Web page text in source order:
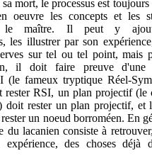
sa mort, le processus est
oeuvre les concepts et les
le maître. Il peut y
les illustrer par son
sur tel ou tel point, mais
il doit faire preuve d'une
(le fameux tryptique Réel-
rester RSI, un plan projectif (le
doit rester un plan projectif, et
un noeud borroméen. En
du lacanien consiste à
des choses déjà